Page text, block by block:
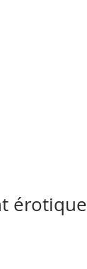
érotique